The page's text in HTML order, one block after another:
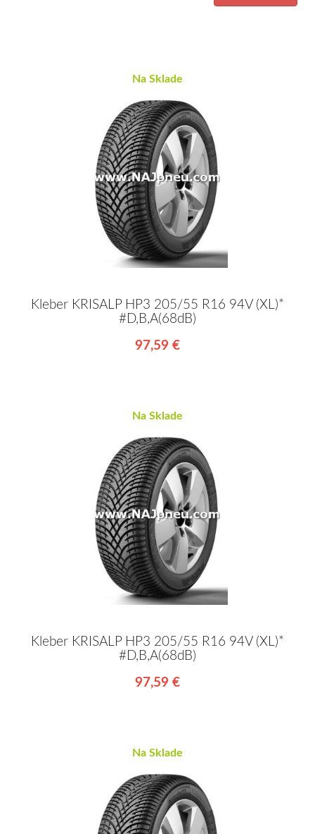
Na Sklade
Kleber KRISALP HP3 205/55 R16 94V (XL)*
#D,B,A(68dB)
97,59 €
Na Sklade
Kleber KRISALP HP3 205/55 R16 94V (XL)*
#D,B,A(68dB)
97,59 €
Na Sklade